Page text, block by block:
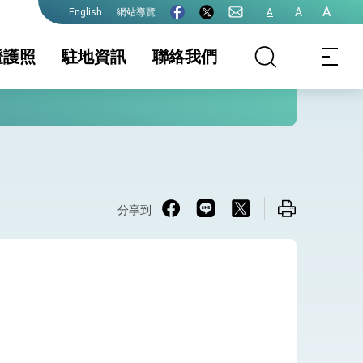
English 網站導覽 A A A
照
安全警示資訊 領務資訊
護照
駐地資訊
及入境須知 國家相關資訊
生活資訊
聯絡我們
球健康的創新能量
力支持並盡速通過
分享到